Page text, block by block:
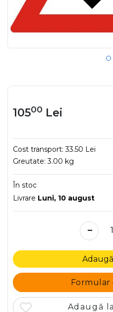
10500 Lei
Cost transport:33.50 Lei
Greutate:3.00 kg
În stoc
Livrare Luni, 10 august
-
Formular
Adaugă